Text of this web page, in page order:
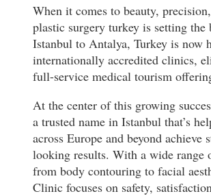
When it comes to beauty,
plastic surgery turkey is setting
Istanbul to Antalya, Turkey is now
internationally accredited clinics,
full-service medical tourism
At the center of this growing
a trusted name in Istanbul that’s
across Europe and beyond achieve
looking results. With a wide
from body contouring to facial
Clinic focuses on safety,